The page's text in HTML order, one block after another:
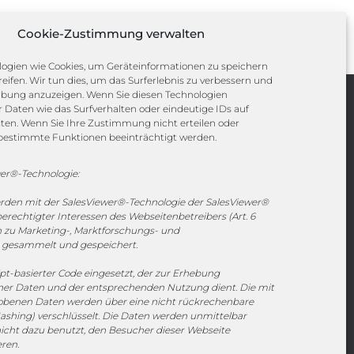
Cookie-Zustimmung verwalten
wie Cookies, um Geräteinformationen zu speichern
Wir tun dies, um das Surferlebnis zu verbessern und
anzuzeigen. Wenn Sie diesen Technologien
wie das Surfverhalten oder eindeutige IDs auf
Wenn Sie Ihre Zustimmung nicht erteilen oder
Funktionen beeinträchtigt werden.
Technologie:
mit der SalesViewer®-Technologie der SalesViewer®
Interessen des Webseitenbetreibers (Art. 6
zu Marketing-, Marktforschungs- und
und gespeichert.
basierter Code eingesetzt, der zur Erhebung
Daten und der entsprechenden Nutzung dient. Die mit
Daten werden über eine nicht rückrechenbare
verschlüsselt. Die Daten werden unmittelbar
dazu benutzt, den Besucher dieser Webseite
Channels
Mo. - Do. 08:00 - 17:00 Uhr
Fr. 08:00 - 15:00 Uhr
Sponsoring